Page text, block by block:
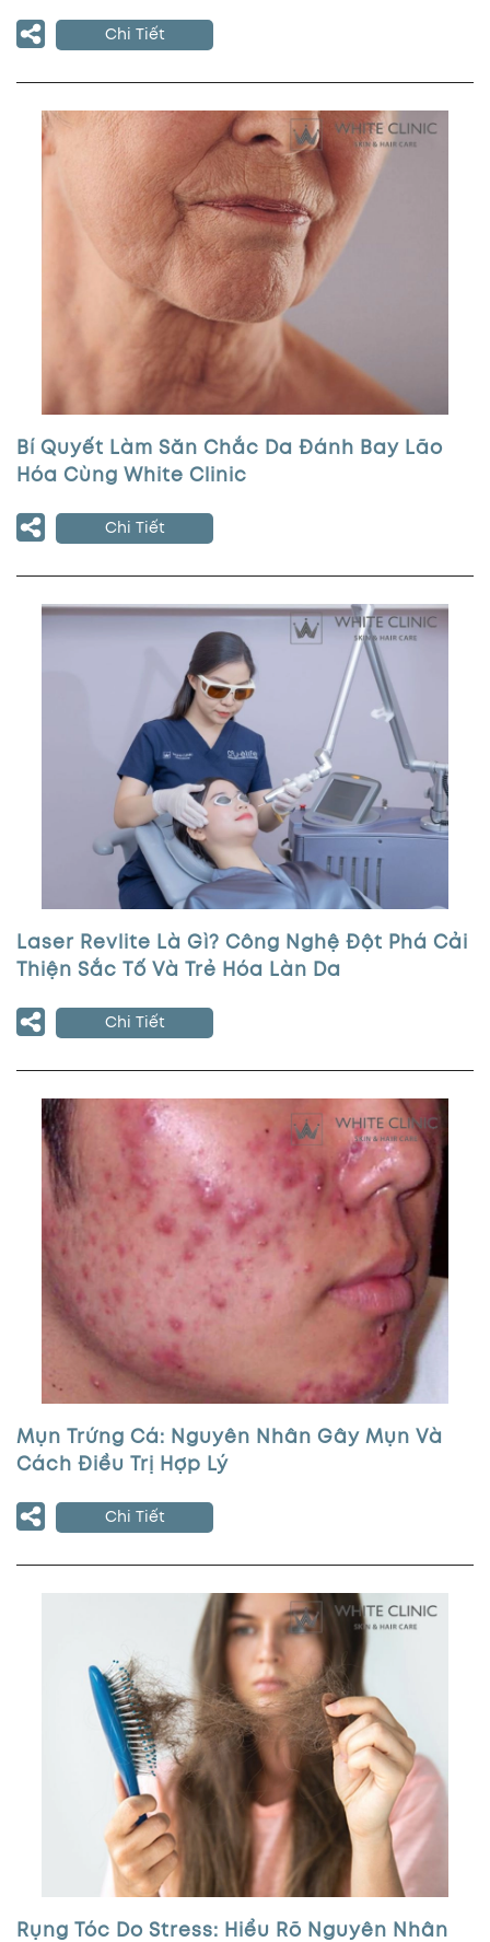
Chi Tiết
Bí Quyết Làm Săn Chắc Da Đánh Bay Lão
Hóa Cùng White Clinic
Chi Tiết
Laser Revlite Là Gì? Công Nghệ Đột Phá Cải
Thiện Sắc Tố Và Trẻ Hóa Làn Da
Chi Tiết
Mụn Trứng Cá: Nguyên Nhân Gây Mụn Và
Cách Điều Trị Hợp Lý
Chi Tiết
Rụng Tóc Do Stress: Hiểu Rõ Nguyên Nhân